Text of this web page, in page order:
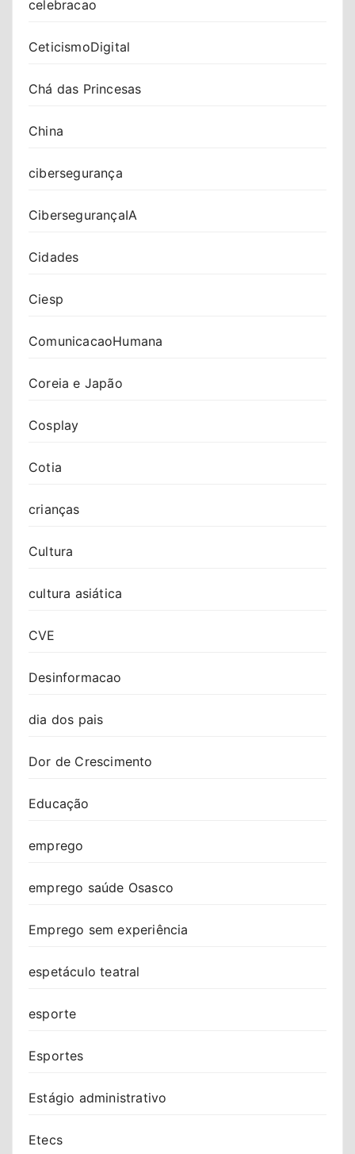
celebracao
CeticismoDigital
Chá das Princesas
China
cibersegurança
CibersegurançaIA
Cidades
Ciesp
ComunicacaoHumana
Coreia e Japão
Cosplay
Cotia
crianças
Cultura
cultura asiática
CVE
Desinformacao
dia dos pais
Dor de Crescimento
Educação
emprego
emprego saúde Osasco
Emprego sem experiência
espetáculo teatral
esporte
Esportes
Estágio administrativo
Etecs